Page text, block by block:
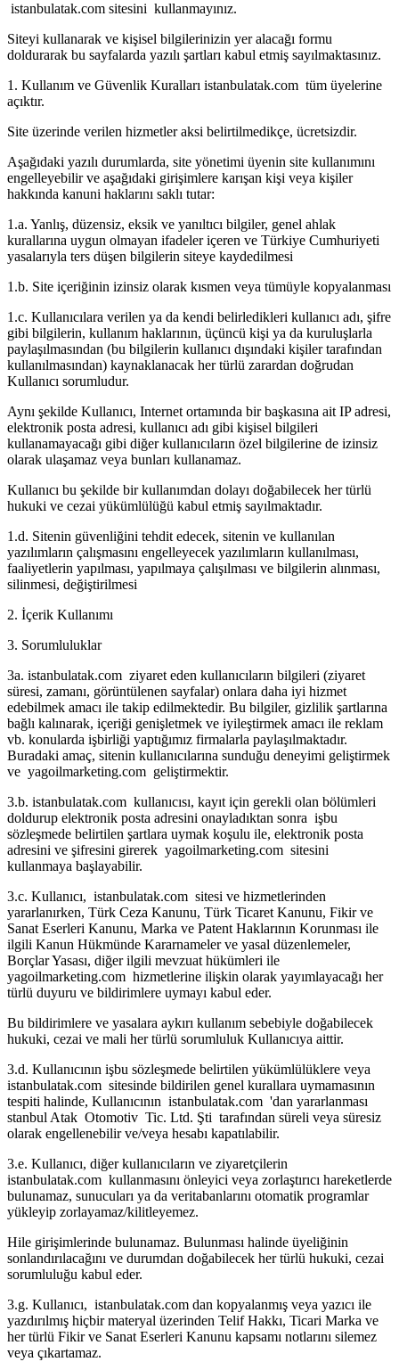
istanbulatak.com sitesini kullanmayınız.
Siteyi kullanarak ve kişisel bilgilerinizin yer alacağı formu
doldurarak bu sayfalarda yazılı şartları kabul etmiş sayılmaktasınız.
1. Kullanım ve Güvenlik Kuralları istanbulatak.com tüm üyelerine
açıktır.
Site üzerinde verilen hizmetler aksi belirtilmedikçe, ücretsizdir.
Aşağıdaki yazılı durumlarda, site yönetimi üyenin site kullanımını
engelleyebilir ve aşağıdaki girişimlere karışan kişi veya kişiler
hakkında kanuni haklarını saklı tutar:
1.a. Yanlış, düzensiz, eksik ve yanıltıcı bilgiler, genel ahlak
kurallarına uygun olmayan ifadeler içeren ve Türkiye Cumhuriyeti
yasalarıyla ters düşen bilgilerin siteye kaydedilmesi
1.b. Site içeriğinin izinsiz olarak kısmen veya tümüyle kopyalanması
1.c. Kullanıcılara verilen ya da kendi belirledikleri kullanıcı adı, şifre
gibi bilgilerin, kullanım haklarının, üçüncü kişi ya da kuruluşlarla
paylaşılmasından (bu bilgilerin kullanıcı dışındaki kişiler tarafından
kullanılmasından) kaynaklanacak her türlü zarardan doğrudan
Kullanıcı sorumludur.
Aynı şekilde Kullanıcı, Internet ortamında bir başkasına ait IP adresi,
elektronik posta adresi, kullanıcı adı gibi kişisel bilgileri
kullanamayacağı gibi diğer kullanıcıların özel bilgilerine de izinsiz
olarak ulaşamaz veya bunları kullanamaz.
Kullanıcı bu şekilde bir kullanımdan dolayı doğabilecek her türlü
hukuki ve cezai yükümlülüğü kabul etmiş sayılmaktadır.
1.d. Sitenin güvenliğini tehdit edecek, sitenin ve kullanılan
yazılımların çalışmasını engelleyecek yazılımların kullanılması,
faaliyetlerin yapılması, yapılmaya çalışılması ve bilgilerin alınması,
silinmesi, değiştirilmesi
2. İçerik Kullanımı
3. Sorumluluklar
3a. istanbulatak.com ziyaret eden kullanıcıların bilgileri (ziyaret
süresi, zamanı, görüntülenen sayfalar) onlara daha iyi hizmet
edebilmek amacı ile takip edilmektedir. Bu bilgiler, gizlilik şartlarına
bağlı kalınarak, içeriği genişletmek ve iyileştirmek amacı ile reklam
vb. konularda işbirliği yaptığımız firmalarla paylaşılmaktadır.
Buradaki amaç, sitenin kullanıcılarına sunduğu deneyimi geliştirmek
ve yagoilmarketing.com geliştirmektir.
3.b. istanbulatak.com kullanıcısı, kayıt için gerekli olan bölümleri
doldurup elektronik posta adresini onayladıktan sonra işbu
sözleşmede belirtilen şartlara uymak koşulu ile, elektronik posta
adresini ve şifresini girerek yagoilmarketing.com sitesini
kullanmaya başlayabilir.
3.c. Kullanıcı, istanbulatak.com sitesi ve hizmetlerinden
yararlanırken, Türk Ceza Kanunu, Türk Ticaret Kanunu, Fikir ve
Sanat Eserleri Kanunu, Marka ve Patent Haklarının Korunması ile
ilgili Kanun Hükmünde Kararnameler ve yasal düzenlemeler,
Borçlar Yasası, diğer ilgili mevzuat hükümleri ile
yagoilmarketing.com hizmetlerine ilişkin olarak yayımlayacağı her
türlü duyuru ve bildirimlere uymayı kabul eder.
Bu bildirimlere ve yasalara aykırı kullanım sebebiyle doğabilecek
hukuki, cezai ve mali her türlü sorumluluk Kullanıcıya aittir.
3.d. Kullanıcının işbu sözleşmede belirtilen yükümlülüklere veya
istanbulatak.com sitesinde bildirilen genel kurallara uymamasının
tespiti halinde, Kullanıcının istanbulatak.com 'dan yararlanması
stanbul Atak Otomotiv Tic. Ltd. Şti tarafından süreli veya süresiz
olarak engellenebilir ve/veya hesabı kapatılabilir.
3.e. Kullanıcı, diğer kullanıcıların ve ziyaretçilerin
istanbulatak.com kullanmasını önleyici veya zorlaştırıcı hareketlerde
bulunamaz, sunucuları ya da veritabanlarını otomatik programlar
yükleyip zorlayamaz/kilitleyemez.
Hile girişimlerinde bulunamaz. Bulunması halinde üyeliğinin
sonlandırılacağını ve durumdan doğabilecek her türlü hukuki, cezai
sorumluluğu kabul eder.
3.g. Kullanıcı, istanbulatak.com dan kopyalanmış veya yazıcı ile
yazdırılmış hiçbir materyal üzerinden Telif Hakkı, Ticari Marka ve
her türlü Fikir ve Sanat Eserleri Kanunu kapsamı notlarını silemez
veya çıkartamaz.